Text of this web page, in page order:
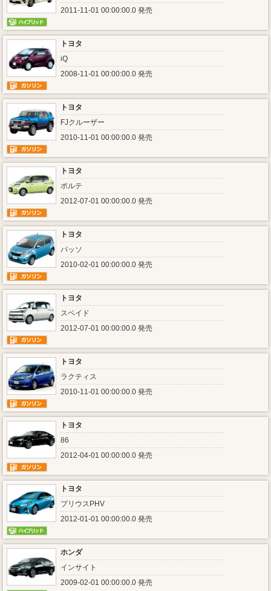
2011-11-01 00:00:00.0 発売
トヨタ
iQ
2008-11-01 00:00:00.0 発売
トヨタ
FJクルーザー
2010-11-01 00:00:00.0 発売
トヨタ
ポルテ
2012-07-01 00:00:00.0 発売
トヨタ
パッソ
2010-02-01 00:00:00.0 発売
トヨタ
スペイド
2012-07-01 00:00:00.0 発売
トヨタ
ラクティス
2010-11-01 00:00:00.0 発売
トヨタ
86
2012-04-01 00:00:00.0 発売
トヨタ
プリウスPHV
2012-01-01 00:00:00.0 発売
ホンダ
インサイト
2009-02-01 00:00:00.0 発売